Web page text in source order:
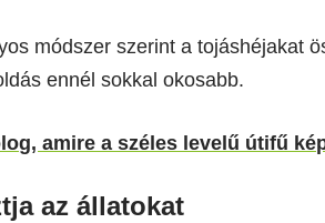
módszer szerint a tojáshéjakat
ennél sokkal okosabb.
amire a széles levelű útifű
az állatokat